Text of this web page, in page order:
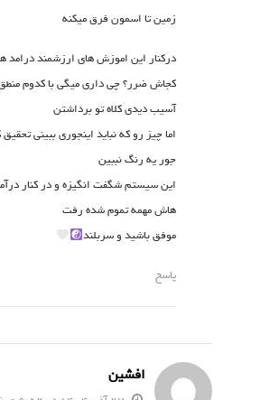
زمین تا اسمون فرق میکنه
درکنار این اموزش های ارزشمند درامد
کجاش ضرر؟ چی داری میگی با کدوم
آسیب دیدی کلاه تو برداشتن
اما چیز رو که نباید اینجوری ببینی
جور یه رنگ نببین
این سیستم شگفت انگیزه و در کنار
هاش مهمه تموم شده رفت
موفق باشید و سربلند
پاسخ
افشین